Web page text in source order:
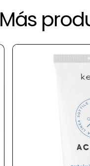
Más